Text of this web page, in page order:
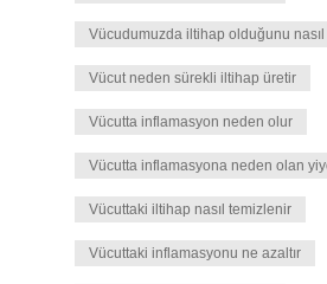
Vücudumuzda iltihap olduğunu nasıl
Vücut neden sürekli iltihap üretir
Vücutta inflamasyon neden olur
Vücutta inflamasyona neden olan
Vücuttaki iltihap nasıl temizlenir
Vücuttaki inflamasyonu ne azaltır